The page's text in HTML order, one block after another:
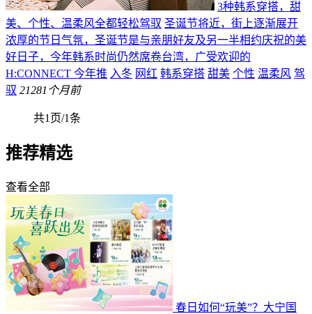
3种韩系穿搭，甜
美、个性、温柔风全都轻松驾驭 圣诞节将近，街上逐渐展开
浓厚的节日气氛，圣诞节是与亲朋好友及另一半相约庆祝的美
好日子，今年韩系时尚仍然席卷台湾，广受欢迎的
H:CONNECT 今年推 入冬 网红 韩系穿搭 甜美 个性 温柔风 驾
驭 21281个月前
共1页/1条
推荐精选
查看全部
春日如何“玩美”？大宁国